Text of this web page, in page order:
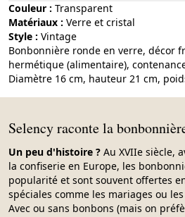
Couleur :
transparent
Matériaux :
verre et cristal
Style :
vintage
Bonbonnière ronde en verre, décor
hermétique (alimentaire),
Diamètre 16 cm, hauteur 21 cm,
Selency raconte la
Un peu d'histoire ? Au XVIIe siècle,
la confiserie en Europe, les
popularité et sont souvent offertes
spéciales comme les mariages ou
Avec ou sans bonbons (mais on